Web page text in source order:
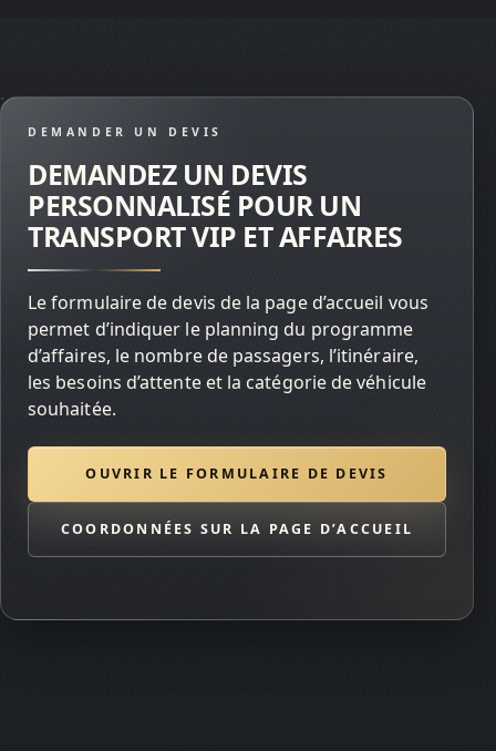
DEMANDER UN DEVIS
DEMANDEZ UN DEVIS
PERSONNALISÉ POUR UN
TRANSPORT VIP ET AFFAIRES
Le formulaire de devis de la page d’accueil vous
permet d’indiquer le planning du programme
d’affaires, le nombre de passagers, l’itinéraire,
les besoins d’attente et la catégorie de véhicule
souhaitée.
OUVRIR LE FORMULAIRE DE DEVIS
COORDONNÉES SUR LA PAGE D’ACCUEIL